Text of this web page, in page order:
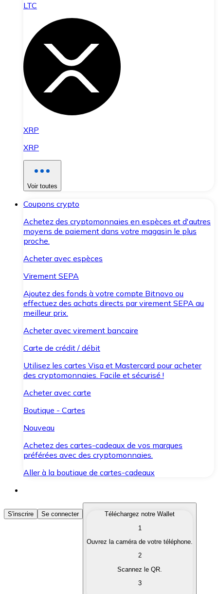
LTC
XRP
XRP
Voir toutes
Coupons crypto
Achetez des cryptomonnaies en espèces et d'autres
moyens de paiement dans votre magasin le plus
proche.
Acheter avec espèces
Virement SEPA
Ajoutez des fonds à votre compte Bitnovo ou
effectuez des achats directs par virement SEPA au
meilleur prix.
Acheter avec virement bancaire
Carte de crédit / débit
Utilisez les cartes Visa et Mastercard pour acheter
des cryptomonnaies. Facile et sécurisé !
Acheter avec carte
Boutique - Cartes
Nouveau
Achetez des cartes-cadeaux de vos marques
préférées avec des cryptomonnaies.
Aller à la boutique de cartes-cadeaux
Acheter des Cryptomonnaies
Achetez les cryptomonnaies qui vous intéressent
Convertissez vos cryptomonnaies en monnaie
S'inscrire Se connecter
Téléchargez notre Wallet
1
Ouvrez la caméra de votre téléphone.
2
Scannez le QR.
3